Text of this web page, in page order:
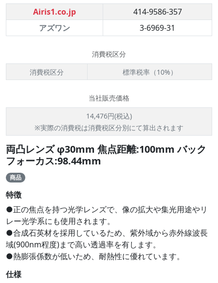
Airis1.co.jp
414-9586-357
アズワン
3-6969-31
消費税区分
消費税区分
標準税率（10%）
当社販売価格
14,476円(税込)
※実際の消費税は消費税区分別にて算出されます
両凸レンズ φ30mm 焦点距離:100mm バック
フォーカス:98.44mm
商品
特徴
●正の焦点を持つ光学レンズで、像の拡大や集光用途やリ
レー光学系にも使用されます。
●合成石英材を採用しているため、紫外域から赤外線波長
域(900nm程度)まで高い透過率を有します。
●熱膨張係数が低いため、耐熱性に優れています。
仕様